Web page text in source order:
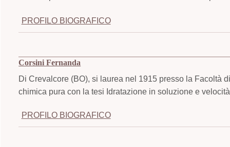
PROFILO BIOGRAFICO
Corsini Fernanda
Di Crevalcore (BO), si laurea nel 1915 presso la Facoltà
chimica pura con la tesi Idratazione in soluzione e
PROFILO BIOGRAFICO